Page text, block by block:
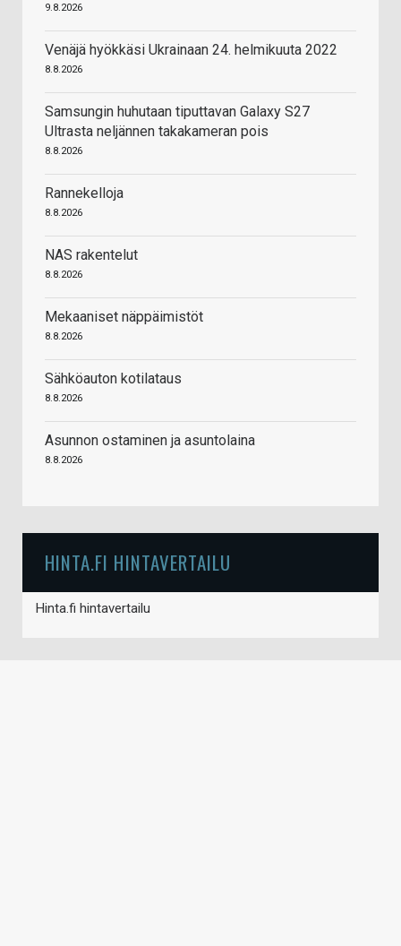
9.8.2026
Venäjä hyökkäsi Ukrainaan 24. helmikuuta 2022
8.8.2026
Samsungin huhutaan tiputtavan Galaxy S27
Ultrasta neljännen takakameran pois
8.8.2026
Rannekelloja
8.8.2026
NAS rakentelut
8.8.2026
Mekaaniset näppäimistöt
8.8.2026
Sähköauton kotilataus
8.8.2026
Asunnon ostaminen ja asuntolaina
8.8.2026
HINTA.FI HINTAVERTAILU
Hinta.fi hintavertailu